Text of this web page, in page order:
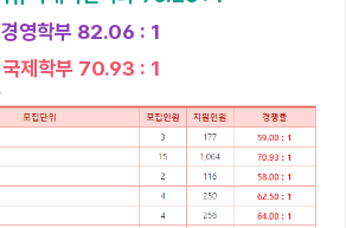
경영학부 82.06 : 1
국제학부 70.93 : 1